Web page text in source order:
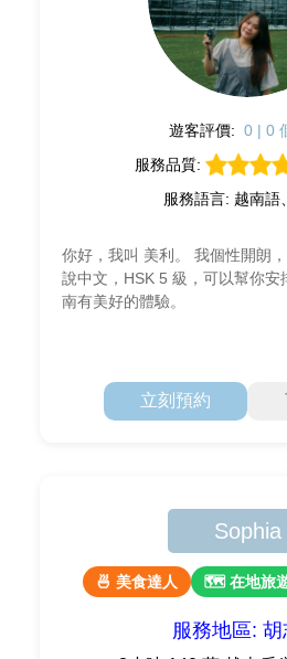
遊客評價: 0 | 0
服務品質:
服務語言: 越南語
你好，我叫 美利。 我個性開朗
說中文，HSK 5 級，可以幫你安
南有美好的體驗。
立刻預約
Sophia
🍜 美食達人 🗺 在地旅
服務地區: 胡